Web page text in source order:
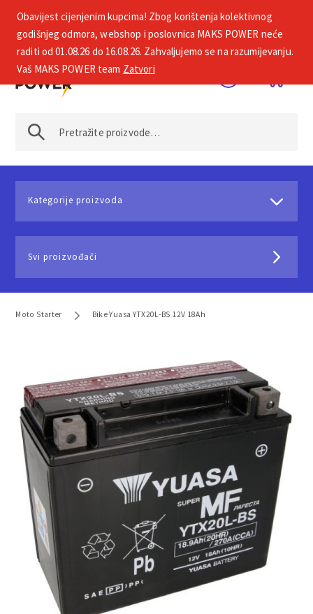
+385 1 2002 575
Kategorije proizvoda
Svi proizvođači
Moto Starter Bike Yuasa YTX20L-BS 12V 18Ah
Obavijest cijenjenim kupcima! Zbog korištenja kolektivnog
godišnjeg odmora, webshop i poslovnica MAKS POWER neće
raditi od 01.08.26 do 16.08.26. Zahvaljujemo se na razumijevanju.
Vaš MAKS POWER team Zatvori